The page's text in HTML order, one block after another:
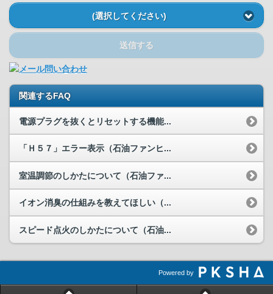
(選択してください)
送信する
関連するFAQ
電源プラグを抜くとリセットする機能...
「Ｈ５７」エラー表示（石油ファンヒ...
室温調節のしかたについて（石油ファ...
イオン消臭の仕組みを教えてほしい（...
スピード点火のしかたについて（石油...
Powered by